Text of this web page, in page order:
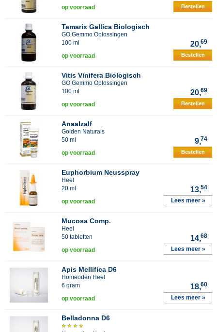
op voorraad Bestellen
Tamarix Gallica Biologisch
GO Gemmo Oplossingen
100 ml
20,69
op voorraad Bestellen
Vitis Vinifera Biologisch
GO Gemmo Oplossingen
100 ml
20,69
op voorraad Bestellen
Anaalzalf
Golden Naturals
50 ml
9,74
op voorraad Bestellen
Euphorbium Neusspray
Heel
20 ml
13,54
op voorraad Lees meer »
Mucosa Comp.
Heel
50 tabletten
14,68
op voorraad Lees meer »
Apis Mellifica D6
Homeoden Heel
6 gram
18,60
op voorraad Lees meer »
Belladonna D6